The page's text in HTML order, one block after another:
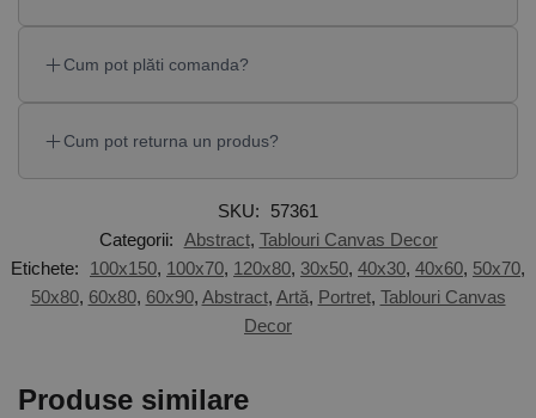
Cum pot plăti comanda?
Cum pot returna un produs?
SKU:
57361
Categorii: Abstract, Tablouri Canvas Decor
Etichete:
100x150, 100x70, 120x80, 30x50, 40x30, 40x60, 50x70,
50x80, 60x80, 60x90, Abstract, Artă, Portret, Tablouri Canvas
Decor
Produse similare